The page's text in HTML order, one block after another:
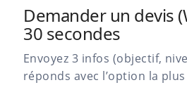
Demander un devis
30 secondes
Envoyez 3 infos (objectif,
réponds avec l’option la